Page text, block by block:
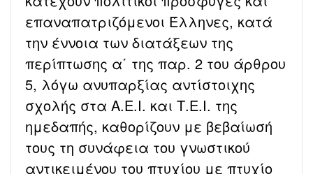
επαναπατριζόμενοι Έλληνες, κατά
την έννοια των διατάξεων της
περίπτωσης α΄ της παρ. 2 του άρθρου
5, λόγω ανυπαρξίας αντίστοιχης
σχολής στα Α.Ε.Ι. και Τ.Ε.Ι. της
ημεδαπής, καθορίζουν με βεβαίωσή
τους τη συνάφεια του γνωστικού
αντικειμένου του πτυχίου με πτυχίο